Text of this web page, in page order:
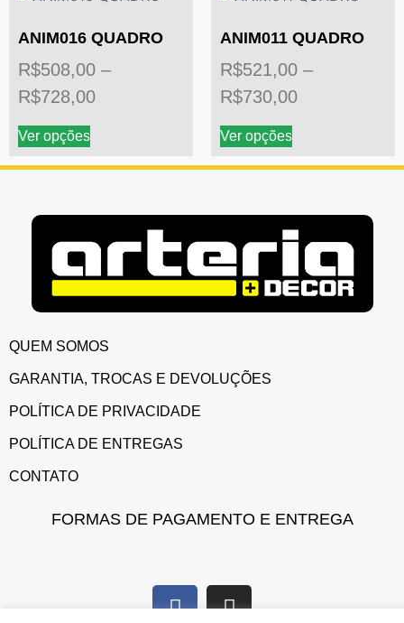
ANIM016 QUADRO
R$508,00 –
R$728,00
Ver opções
ANIM011 QUADRO
R$521,00 –
R$730,00
Ver opções
QUEM SOMOS
GARANTIA, TROCAS E DEVOLUÇÕES
POLÍTICA DE PRIVACIDADE
POLÍTICA DE ENTREGAS
CONTATO
FORMAS DE PAGAMENTO E ENTREGA